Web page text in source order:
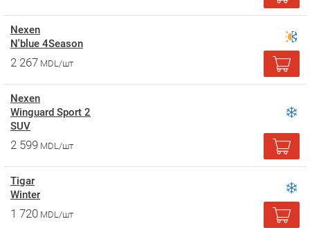
Nexen
N'blue 4Season
2 267 MDL/шт
Nexen
Winguard Sport 2
SUV
2 599 MDL/шт
Tigar
Winter
1 720 MDL/шт